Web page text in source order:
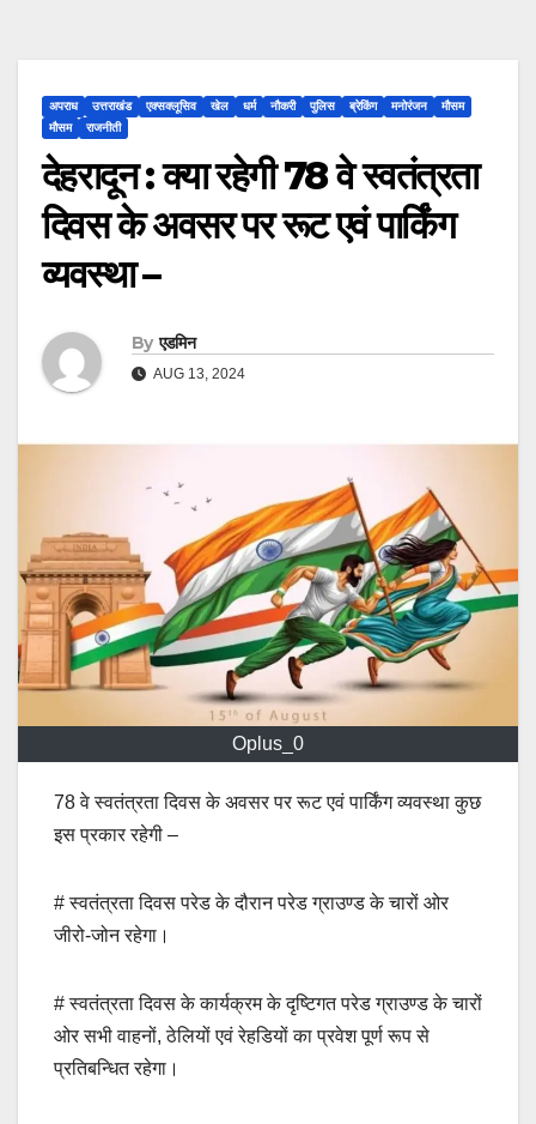
अपराध उत्तराखंड एक्सक्लूसिव खेल धर्म नौकरी पुलिस ब्रेकिंग मनोरंजन
मौसम
मौसम
राजनीती
देहरादून : क्या रहेगी 78 वे स्वतंत्रता
दिवस के अवसर पर रूट एवं पार्किंग
व्यवस्था –
By एडमिन
AUG 13, 2024
Oplus_0
78 वे स्वतंत्रता दिवस के अवसर पर रूट एवं पार्किंग व्यवस्था कुछ
इस प्रकार रहेगी –
# स्वतंत्रता दिवस परेड के दौरान परेड ग्राउण्ड के चारों ओर
जीरो-जोन रहेगा।
# स्वतंत्रता दिवस के कार्यक्रम के दृष्टिगत परेड ग्राउण्ड के चारों
ओर सभी वाहनों, ठेलियों एवं रेहडियों का प्रवेश पूर्ण रूप से
प्रतिबन्धित रहेगा।